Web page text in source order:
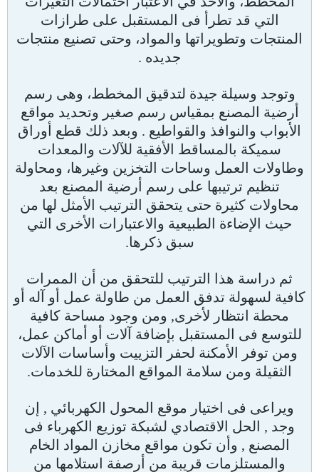
التي قد تطرأ فى المستقبل على طرازات
المنتجات وتطويراتها والمواد، وحتى تصنيع منتجات
جديده .
وتوجد وسيلة جيدة لتدقيق المخطط، وهى رسم
أرضية المصنع بمقياس رسم صغير وتحديد مواقع
الأبواب والنوافذ والقواطيع . وبعد ذلك قطع أوراق
سميكة بالمساقط الأفقية للآلات والمعدات
وطاولات العمل وساحات التخزين وغيرها، ومحاولة
تنظيم ترتيبها على رسم أرضية المصنع بعد
محاولات كثيرة حتى يتحقق الترتيب الأمثل لها من
حيث الإضاءة الطبيعية والاعتبارات الأخرى التي
سبق ذكرها.
ثم دراسة هذا الترتيب للتحقق من أن الممرات
كافية لسهولة تدفق العمل من طاولة عمل أو آله أو
محطة انتظار لأخرى, ومن وجود مساحة كافية
للتوسع فى المستقبل بإضافة آلات أو أماكن عمل،
ومن توفر الأمكنة لحفر التزييت وأساسات الآلات
الثقيلة ومن سلامة المواقع المختارة للخدمات.
ويراعى فى اختيار موقع المحول الكهربائي , إن
وجد , الحل الاقتصادي لشبكة توزيع الكهرباء فى
المصنع , وأن تكون مواقع مخازن المواد الخام
والمستلزمات قريبة من أرصفة استلامها من